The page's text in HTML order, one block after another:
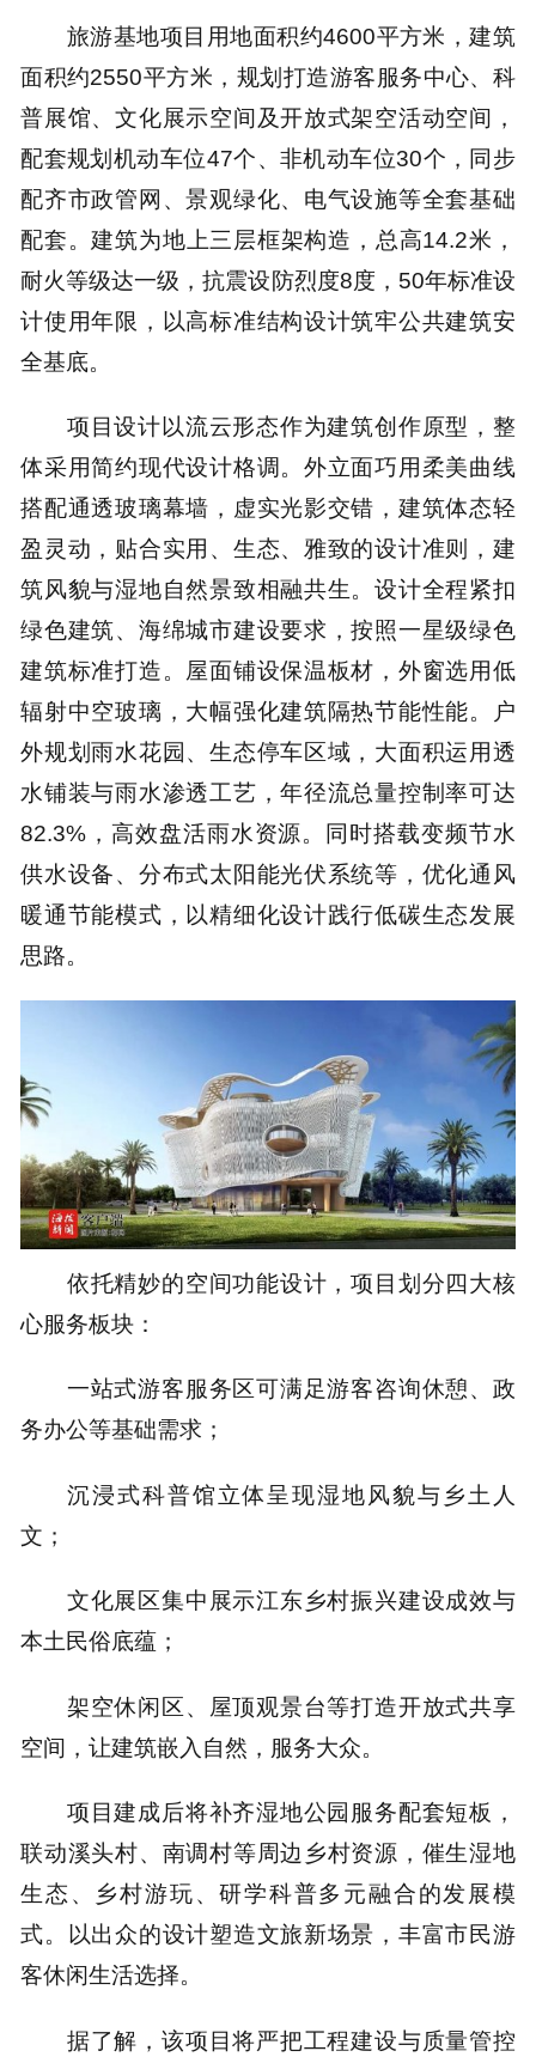
旅游基地项目用地面积约4600平方米，建筑
面积约2550平方米，规划打造游客服务中心、科
普展馆、文化展示空间及开放式架空活动空间，
配套规划机动车位47个、非机动车位30个，同步
配齐市政管网、景观绿化、电气设施等全套基础
配套。建筑为地上三层框架构造，总高14.2米，
耐火等级达一级，抗震设防烈度8度，50年标准设
计使用年限，以高标准结构设计筑牢公共建筑安
全基底。
项目设计以流云形态作为建筑创作原型，整
体采用简约现代设计格调。外立面巧用柔美曲线
搭配通透玻璃幕墙，虚实光影交错，建筑体态轻
盈灵动，贴合实用、生态、雅致的设计准则，建
筑风貌与湿地自然景致相融共生。设计全程紧扣
绿色建筑、海绵城市建设要求，按照一星级绿色
建筑标准打造。屋面铺设保温板材，外窗选用低
辐射中空玻璃，大幅强化建筑隔热节能性能。户
外规划雨水花园、生态停车区域，大面积运用透
水铺装与雨水渗透工艺，年径流总量控制率可达
82.3%，高效盘活雨水资源。同时搭载变频节水
供水设备、分布式太阳能光伏系统等，优化通风
暖通节能模式，以精细化设计践行低碳生态发展
思路。
依托精妙的空间功能设计，项目划分四大核
心服务板块：
一站式游客服务区可满足游客咨询休憩、政
务办公等基础需求；
沉浸式科普馆立体呈现湿地风貌与乡土人
文；
文化展区集中展示江东乡村振兴建设成效与
本土民俗底蕴；
架空休闲区、屋顶观景台等打造开放式共享
空间，让建筑嵌入自然，服务大众。
项目建成后将补齐湿地公园服务配套短板，
联动溪头村、南调村等周边乡村资源，催生湿地
生态、乡村游玩、研学科普多元融合的发展模
式。以出众的设计塑造文旅新场景，丰富市民游
客休闲生活选择。
据了解，该项目将严把工程建设与质量管控